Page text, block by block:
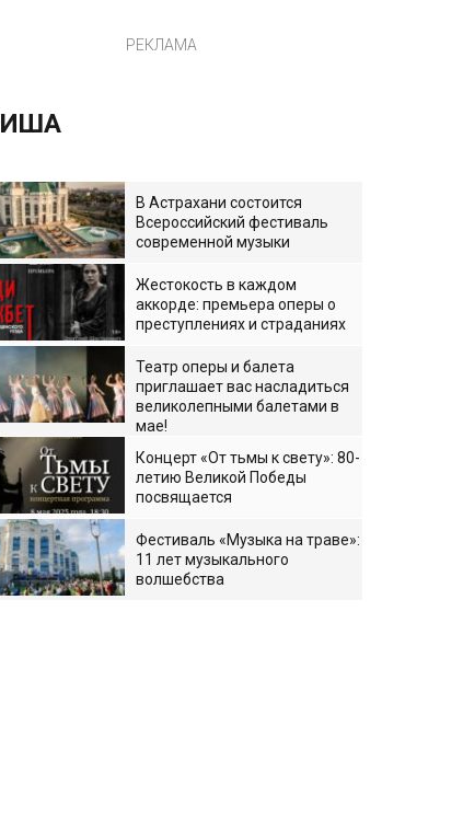
РЕКЛАМА
В Астрахани состоится
Всероссийский фестиваль
современной музыки
Жестокость в каждом
аккорде: премьера оперы о
преступлениях и страданиях
Театр оперы и балета
приглашает вас насладиться
великолепными балетами в
мае!
Концерт «От тьмы к свету»: 80-
летию Великой Победы
посвящается
Фестиваль «Музыка на траве»:
11 лет музыкального
волшебства